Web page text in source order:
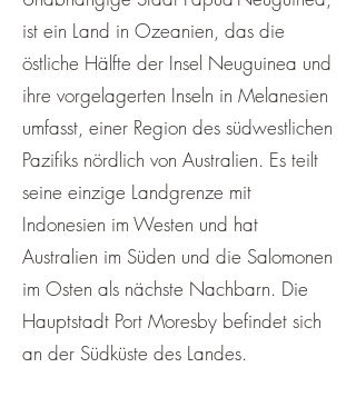
ist ein Land in Ozeanien, das die
östliche Hälfte der Insel Neuguinea und
ihre vorgelagerten Inseln in Melanesien
umfasst, einer Region des südwestlichen
Pazifiks nördlich von Australien. Es teilt
seine einzige Landgrenze mit
Indonesien im Westen und hat
Australien im Süden und die Salomonen
im Osten als nächste Nachbarn. Die
Hauptstadt Port Moresby befindet sich
an der Südküste des Landes.